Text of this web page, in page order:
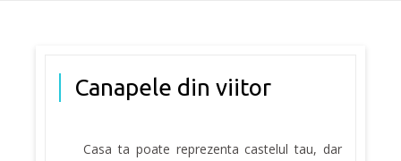
Canapele din viitor
Casa ta poate reprezenta castelul tau, dar